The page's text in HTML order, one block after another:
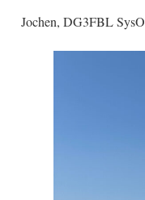
Jochen, DG3FBL